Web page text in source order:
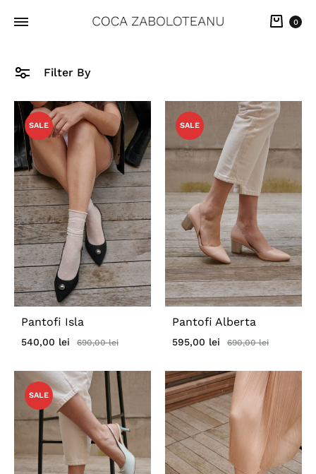
Cart
0
Filter By
SALE
Pantofi Isla
540,00 lei 690,00lei
SALE
Pantofi Alberta
595,00 lei 690,00lei
SALE